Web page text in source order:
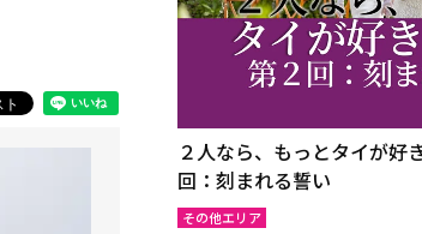
２人なら、もっとタイが好
回：刻まれる誓い
その他エリア